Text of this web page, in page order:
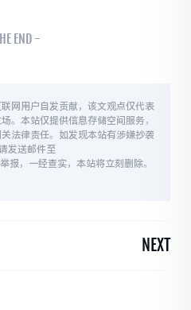
END -
网用户自发贡献，该文观点仅代表
。本站仅提供信息存储空间服务，
法律责任。如发现本站有涉嫌抄袭
发送邮件至
，一经查实，本站将立刻删除。
NEXT